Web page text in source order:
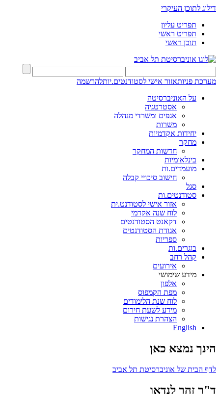
דילוג לתוכן העיקרי
תפריט עליון
תפריט ראשי
תוכן ראשי
מערכת פניותאזור אישי לסטודנטים.יותלהרשמה
על האוניברסיטה
אסטרטגיה
אגפים ומשרדי מנהלה
משרות
יחידות אקדמיות
מחקר
חדשות המחקר
בינלאומיות
מועמדים.ות
חישוב סיכויי קבלה
סגל
סטודנטים.ות
אזור אישי לסטודנט.ית
לוח שנה אקדמי
דקאנט הסטודנטים
אגודת הסטודנטים
ספריות
בוגרים.ות
קהל רחב
אירועים
מידע שימושי
אלפון
מפת הקמפוס
לוח שנת הלימודים
מידע לשעת חירום
הצהרת נגישות
English
הינך נמצא כאן
לדף הבית של אוניברסיטת תל אביב
ד"ר זהר לנדאו